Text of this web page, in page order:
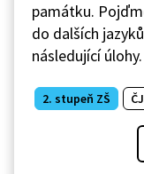
památku.
do dalších
následující úlohy.
2. stupeň ZŠ